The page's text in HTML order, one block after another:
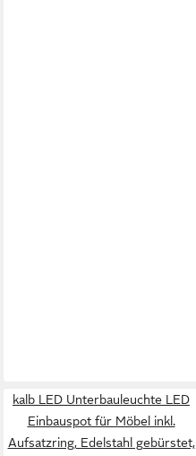
kalb LED Unterbauleuchte LED
Einbauspot für Möbel inkl.
Aufsatzring, Edelstahl gebürstet,